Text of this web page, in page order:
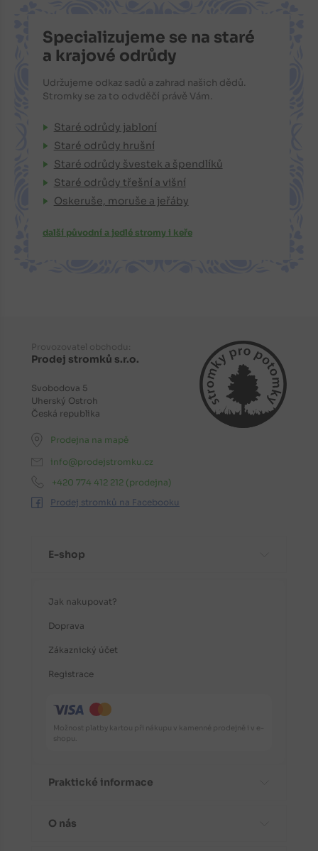
Specializujeme se na staré
a krajové odrůdy
Udržujeme odkaz sadů a zahrad našich dědů.
Stromky se za to odvděčí právě Vám.
Staré odrůdy jabloní
Staré odrůdy hrušní
Staré odrůdy švestek a špendlíků
Staré odrůdy třešní a višní
Oskeruše, moruše a jeřáby
další původní a jedlé stromy i keře
Provozovatel obchodu:
Prodej stromků s.r.o.
Svobodova 5
Uherský Ostroh
Česká republika
Prodejna na mapě
info@prodejstromku.cz
+420 774 412 212 (prodejna)
Prodej stromků na Facebooku
E-shop
Jak nakupovat?
Doprava
Zákaznický účet
Registrace
Možnost platby kartou při nákupu v kamenné prodejně i v e-
shopu.
Praktické informace
Časté dotazy
O nás